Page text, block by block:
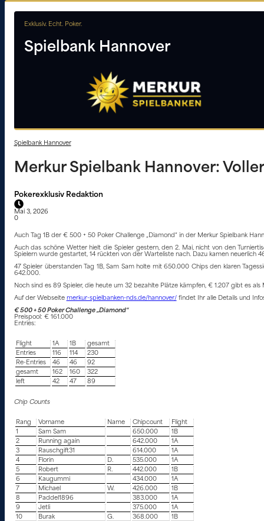
Exklusiv. Echt. Poker.
Spielbank Hannover
Spielbank Hannover
Merkur Spielbank Hannover:
Pokerexklusiv Redaktion
Mai 3, 2026
0
Auch Tag 1B der € 500 + 50 Poker Challenge „Diamond“ in der Merkur Spielbank
Auch das schöne Wetter hielt die Spieler gestern, den 2. Mai, nicht von den
Spielern wurde gestartet, 14 rückten von der Warteliste nach. Dazu kamen neuerlich
47 Spieler überstanden Tag 1B, Sam Sam holte mit 650.000 Chips den klaren
642.000.
Noch sind es 89 Spieler, die heute um 32 bezahlte Plätze kämpfen, € 1.207 gibt es
Auf der Webseite merkur-spielbanken-nds.de/hannover/findet Ihr alle Details und
€ 500 + 50 Poker Challenge „Diamond“
Preispool: € 161.000
Entries:
Flight 1A 1B
gesamt
Entries
116 114
230
Re-Entries
46 46
92
gesamt
162 160
322
left
42 47 89
Chip Counts
Rang Vorname Name Chipcount
Flight
1
Sam Sam 650.000
1B
2
Running again 642.000
1A
3
Rauschgift31 614.000
1A
4
Florin D. 535.000
1A
5
Robert R. 442.000
1B
6
Kaugummi 434.000
1A
7
Michael W. 426.000
1B
8
Paddel1896 383.000
1A
9
Jetli 375.000
1A
10
Burak G. 368.000
1B